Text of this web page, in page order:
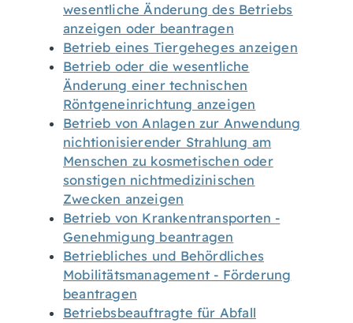
wesentliche Änderung des Betriebs
anzeigen oder beantragen
Betrieb eines Tiergeheges anzeigen
Betrieb oder die wesentliche
Änderung einer technischen
Röntgeneinrichtung anzeigen
Betrieb von Anlagen zur Anwendung
nichtionisierender Strahlung am
Menschen zu kosmetischen oder
sonstigen nichtmedizinischen
Zwecken anzeigen
Betrieb von Krankentransporten -
Genehmigung beantragen
Betriebliches und Behördliches
Mobilitätsmanagement - Förderung
beantragen
Betriebsbeauftragte für Abfall